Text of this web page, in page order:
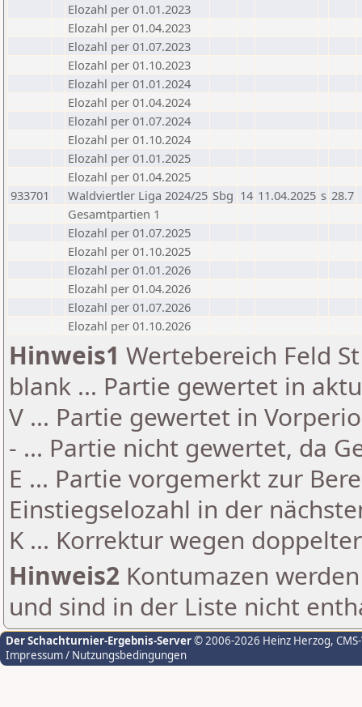
Elozahl per 01.01.2023
Elozahl per 01.04.2023
Elozahl per 01.07.2023
Elozahl per 01.10.2023
Elozahl per 01.01.2024
Elozahl per 01.04.2024
Elozahl per 01.07.2024
Elozahl per 01.10.2024
Elozahl per 01.01.2025
Elozahl per 01.04.2025
933701
Waldviertler Liga 2024/25 Sbg 14 11.04.2025 s 28.7
Gesamtpartien 1
Elozahl per 01.07.2025
Elozahl per 01.10.2025
Elozahl per 01.01.2026
Elozahl per 01.04.2026
Elozahl per 01.07.2026
Elozahl per 01.10.2026
Hinweis1 Wertebereich Feld
blank ... Partie gewertet in
V ... Partie gewertet in
- ... Partie nicht gewertet, da
E ... Partie vorgemerkt zur
Einstiegselozahl in der
K ... Korrektur wegen
Hinweis2 Kontumazen
und sind in der Liste nicht
Der Schachturnier-Ergebnis-Server© 2006-2026 Heinz Herzog,
Impressum / Nutzungsbedingungen